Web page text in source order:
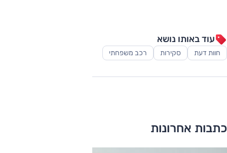
עוד באותו נושא
חוות דעת סקירות רכב משפחתי
כתבות אחרונות